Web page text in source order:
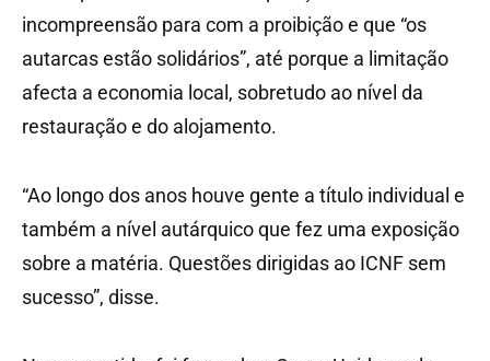
incompreensão para com a proibição e que “os
autarcas estão solidários”, até porque a limitação
afecta a economia local, sobretudo ao nível da
restauração e do alojamento.
“Ao longo dos anos houve gente a título individual e
também a nível autárquico que fez uma exposição
sobre a matéria. Questões dirigidas ao ICNF sem
sucesso”, disse.